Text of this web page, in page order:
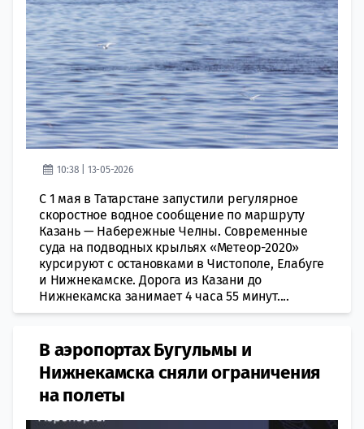
10:38 | 13-05-2026
С 1 мая в Татарстане запустили регулярное
скоростное водное сообщение по маршруту
Казань — Набережные Челны. Современные
суда на подводных крыльях «Метеор-2020»
курсируют с остановками в Чистополе, Елабуге
и Нижнекамске. Дорога из Казани до
Нижнекамска занимает 4 часа 55 минут....
В аэропортах Бугульмы и
Нижнекамска сняли ограничения
на полеты